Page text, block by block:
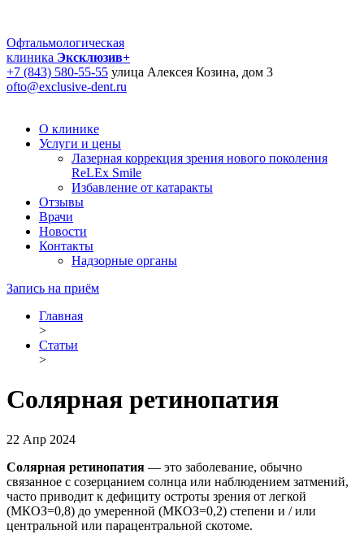
Офтальмологическая
клиника Эксклюзив+
+7 (843) 580-55-55 улица Алексея Козина, дом 3
ofto@exclusive-dent.ru
О клинике
Услуги и цены
Лазерная коррекция зрения нового поколения
ReLEx Smile
Избавление от катаракты
Отзывы
Врачи
Новости
Контакты
Надзорные органы
Запись на приём
Главная
>
Статьи
>
Солярная ретинопатия
22 Апр 2024
Солярная ретинопатия — это заболевание, обычно
связанное с созерцанием солнца или наблюдением затмений,
часто приводит к дефициту остроты зрения от легкой
(МКОЗ=0,8) до умеренной (МКОЗ=0,2) степени и / или
центральной или парацентральной скотоме.